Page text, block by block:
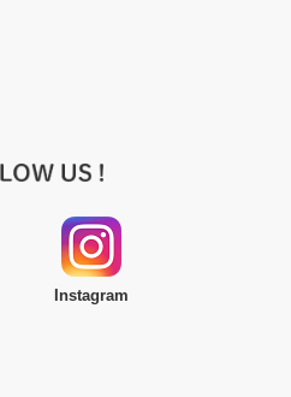
Instagram